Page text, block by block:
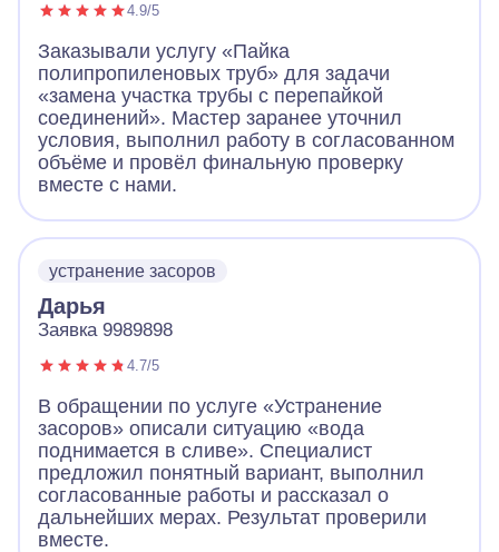
4.9/5
Заказывали услугу «Пайка
полипропиленовых труб» для задачи
«замена участка трубы с перепайкой
соединений». Мастер заранее уточнил
условия, выполнил работу в согласованном
объёме и провёл финальную проверку
вместе с нами.
устранение засоров
Дарья
Заявка 9989898
4.7/5
В обращении по услуге «Устранение
засоров» описали ситуацию «вода
поднимается в сливе». Специалист
предложил понятный вариант, выполнил
согласованные работы и рассказал о
дальнейших мерах. Результат проверили
вместе.